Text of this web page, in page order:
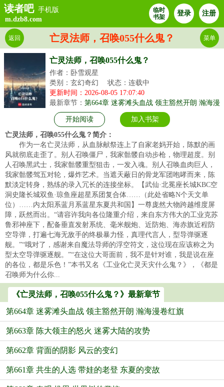
读者吧 手机版
m.dzb8.com
临时
书架
登录 注册
亡灵法师，召唤055什么鬼？
返回 菜单
亡灵法师，召唤055什么鬼？
作者：卧雪观星
类别：玄幻奇幻
状态：连载中
更新时间：2026-08-05 17:07:40
最新章节： 第664章 迷雾滩头血战 领主豁然开朗 瀚海漫
卷红旗
开始阅读
加入书架
亡灵法师，召唤055什么鬼？简介：
作为一名亡灵法师，从血脉献祭连上了自家老妈开始，陈默的画
风就彻底走歪了。别人召唤僵尸，我家骷髅自动步枪，物理超度。别
人召唤黑武士，我家骷髅重型狙击，一发入魂。别人召唤血肉巨人，
我家骷髅驾五对轮，爆炸艺术。当遮天蔽日的骨龙军团咆哮而来，陈
默淡定转身，熟练的录入冗长的连接坐标。【武仙·北冕座长城KBC空
洞史隆长城双鱼·琼鱼座超星系团复合体……（此处省略N个天文单
位）……内太阳系蓝月系蓝星东夏共和国】一尊庞然大物跨越维度屏
障，跃然而出。“请容许我向各位隆重介绍，来自东方伟大的工业克苏
鲁邪神座下，配备垂直发射系统、毫米舰炮、近防炮、海赤旗近程防
空导弹，打遍七海无敌手的终极暴力怪，真理代言人，型导弹驱逐
舰。”“哦对了，感谢来自魔法导师的浮空符文，这位现在应该称之为
型太空导弹驱逐舰。”“在这位大哥面前，我不是针对谁，我是说在座
的各位，都是乐色！”本书又名《工业化亡灵天灾什么鬼？》，《都是
召唤师为什么你...
《亡灵法师，召唤055什么鬼？》最新章节
第664章 迷雾滩头血战 领主豁然开朗 瀚海漫卷红旗
第663章 陈大领主的怒火 迷雾大陆的攻势
第662章 背面的阴影 风云的变幻
第661章 共生的人选 带娃的老登 东夏的变故